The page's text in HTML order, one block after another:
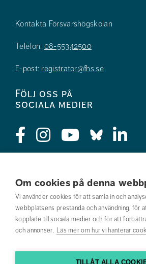
Om cookies på denna
Vi använder cookies för att samla in och
webbplatsens prestanda och användning, för
kopplade till sociala medier och för att
och annonser. Läs mer om hur vi hanterar
TILLÅT ALLA
Kontakta Försvarshögskolan
Telefon: 08-55342500
E-post: registrator@fhs.se
Följ oss på
sociala medier
Jobba hos oss
Nyhetsbrev
Om webbplatsen